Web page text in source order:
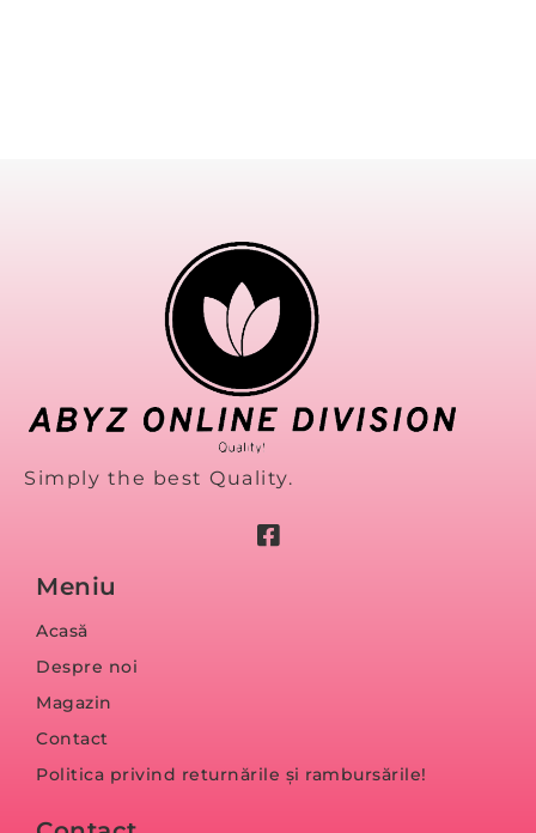
Simply the best Quality.
Meniu
Acasă
Despre noi
Magazin
Contact
Politica privind returnările și rambursările!